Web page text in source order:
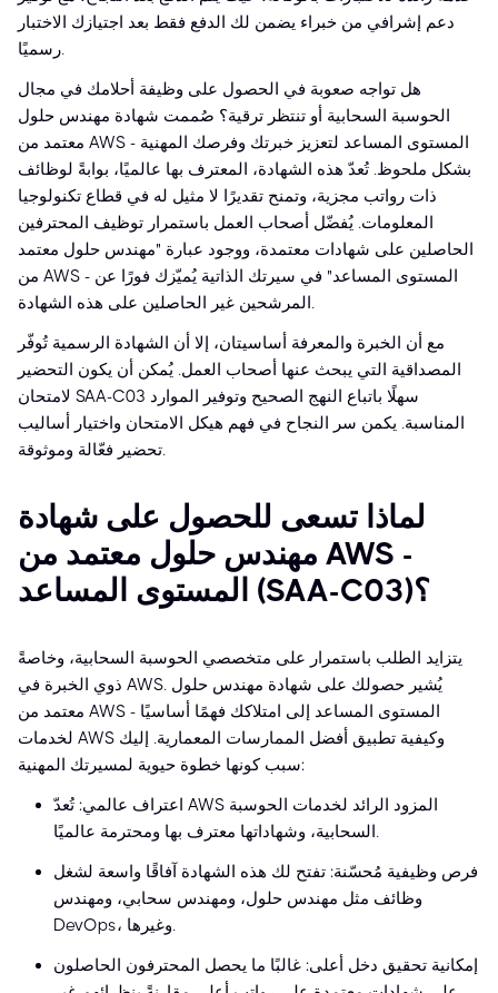
دعم إشرافي من خبراء يضمن لك الدفع فقط بعد اجتيازك الاختبار
رسميًا.
هل تواجه صعوبة في الحصول على وظيفة أحلامك في مجال
الحوسبة السحابية أو تنتظر ترقية؟ صُممت شهادة مهندس حلول
معتمد من AWS - المستوى المساعد لتعزيز خبرتك وفرصك المهنية
بشكل ملحوظ. تُعدّ هذه الشهادة، المعترف بها عالميًا، بوابةً لوظائف
ذات رواتب مجزية، وتمنح تقديرًا لا مثيل له في قطاع تكنولوجيا
المعلومات. يُفضّل أصحاب العمل باستمرار توظيف المحترفين
الحاصلين على شهادات معتمدة، ووجود عبارة "مهندس حلول معتمد
من AWS - المستوى المساعد" في سيرتك الذاتية يُميّزك فورًا عن
المرشحين غير الحاصلين على هذه الشهادة.
مع أن الخبرة والمعرفة أساسيتان، إلا أن الشهادة الرسمية تُوفّر
المصداقية التي يبحث عنها أصحاب العمل. يُمكن أن يكون التحضير
لامتحان SAA-C03 سهلًا باتباع النهج الصحيح وتوفير الموارد
المناسبة. يكمن سر النجاح في فهم هيكل الامتحان واختيار أساليب
تحضير فعّالة وموثوقة.
لماذا تسعى للحصول على شهادة
مهندس حلول معتمد من AWS -
المستوى المساعد (SAA-C03)؟
يتزايد الطلب باستمرار على متخصصي الحوسبة السحابية، وخاصةً
ذوي الخبرة في AWS. يُشير حصولك على شهادة مهندس حلول
معتمد من AWS - المستوى المساعد إلى امتلاكك فهمًا أساسيًا
لخدمات AWS وكيفية تطبيق أفضل الممارسات المعمارية. إليك
سبب كونها خطوة حيوية لمسيرتك المهنية:
اعتراف عالمي: تُعدّ AWS المزود الرائد لخدمات الحوسبة
السحابية، وشهاداتها معترف بها ومحترمة عالميًا.
فرص وظيفية مُحسّنة: تفتح لك هذه الشهادة آفاقًا واسعة لشغل
وظائف مثل مهندس حلول، ومهندس سحابي، ومهندس
DevOps، وغيرها.
إمكانية تحقيق دخل أعلى: غالبًا ما يحصل المحترفون الحاصلون